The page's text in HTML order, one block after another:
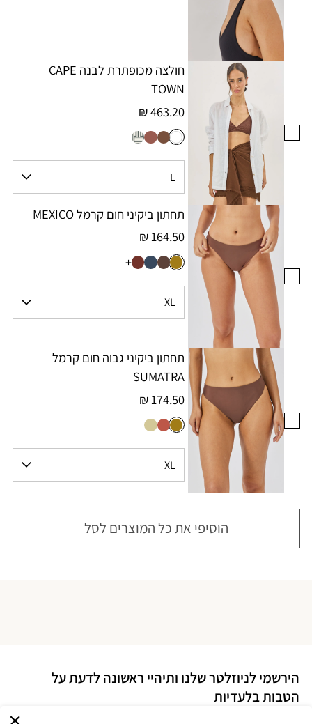
חולצה מכופתרת לבנה CAPE
TOWN
463.20 ₪
תחתון ביקיני חום קרמל MEXICO
164.50 ₪
+
תחתון ביקיני גבוה חום קרמל
SUMATRA
174.50 ₪
הוסיפי את כל המוצרים לסל
הירשמי לניוזלטר שלנו ותיהיי ראשונה לדעת על
הטבות בלעדיות